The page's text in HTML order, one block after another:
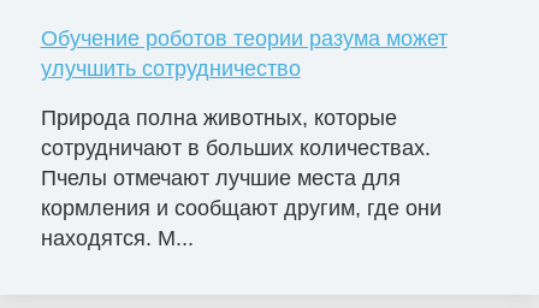
Обучение роботов теории разума может
улучшить сотрудничество
Природа полна животных, которые
сотрудничают в больших количествах.
Пчелы отмечают лучшие места для
кормления и сообщают другим, где они
находятся. М...